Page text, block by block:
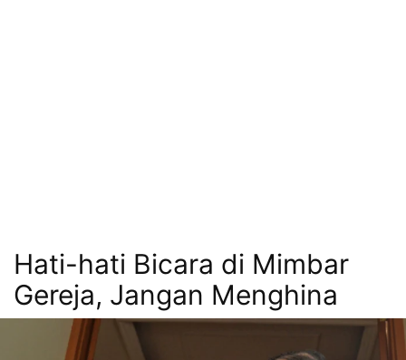
Hati-hati Bicara di Mimbar
Gereja, Jangan Menghina